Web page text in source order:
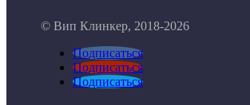
© Вип Клинкер, 2018-2026
Подписаться
Подписаться
Подписаться